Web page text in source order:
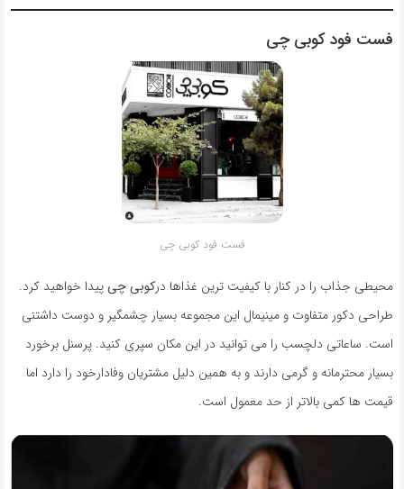
فست فود کوبی چی
فست فود کوبی چی
محیطی جذاب را در کنار با کیفیت ترین غذاها درکوبی چیپیدا خواهید کرد.
طراحی دکور متفاوت و مینیمال این مجموعه بسیار چشمگیر و دوست داشتنی
است. ساعاتی دلچسب را می توانید در این مکان سپری کنید. پرسنل برخورد
بسیار محترمانه و گرمی دارند و به همین دلیل مشتریان وفادارخود را دارد اما
قیمت ها کمی بالاتر از حد معمول است.